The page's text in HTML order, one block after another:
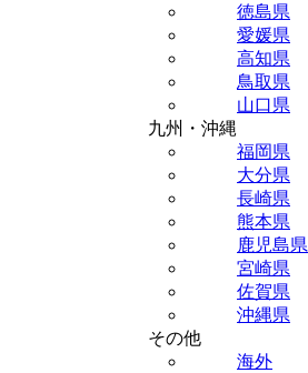
徳島県
愛媛県
高知県
鳥取県
山口県
九州・沖縄
福岡県
大分県
長崎県
熊本県
鹿児島県
宮崎県
佐賀県
沖縄県
その他
海外